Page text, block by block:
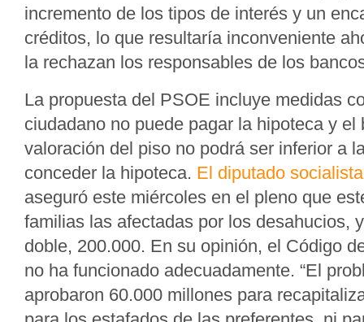
incremento de los tipos de interés y un
créditos, lo que resultaría inconveniente
la rechazan los responsables de los
La propuesta del PSOE incluye medidas
ciudadano no puede pagar la hipoteca y el
valoración del piso no podrá ser inferior a
conceder la hipoteca. El diputado
aseguró este miércoles en el pleno que
familias las afectadas por los desahucios,
doble, 200.000. En su opinión, el Código
no ha funcionado adecuadamente. “El
aprobaron 60.000 millones para